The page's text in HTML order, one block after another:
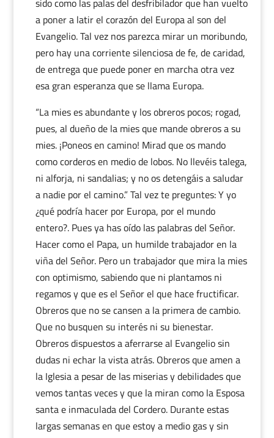
sido como las palas del desfribilador que han vuelto
a poner a latir el corazón del Europa al son del
Evangelio. Tal vez nos parezca mirar un moribundo,
pero hay una corriente silenciosa de fe, de caridad,
de entrega que puede poner en marcha otra vez
esa gran esperanza que se llama Europa.
“La mies es abundante y los obreros pocos; rogad,
pues, al dueño de la mies que mande obreros a su
mies. ¡Poneos en camino! Mirad que os mando
como corderos en medio de lobos. No llevéis talega,
ni alforja, ni sandalias; y no os detengáis a saludar
a nadie por el camino.” Tal vez te preguntes: Y yo
¿qué podría hacer por Europa, por el mundo
entero?. Pues ya has oído las palabras del Señor.
Hacer como el Papa, un humilde trabajador en la
viña del Señor. Pero un trabajador que mira la mies
con optimismo, sabiendo que ni plantamos ni
regamos y que es el Señor el que hace fructificar.
Obreros que no se cansen a la primera de cambio.
Que no busquen su interés ni su bienestar.
Obreros dispuestos a aferrarse al Evangelio sin
dudas ni echar la vista atrás. Obreros que amen a
la Iglesia a pesar de las miserias y debilidades que
vemos tantas veces y que la miran como la Esposa
santa e inmaculada del Cordero. Durante estas
largas semanas en que estoy a medio gas y sin